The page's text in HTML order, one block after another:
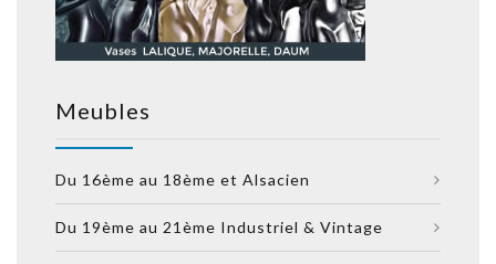
Meubles
Du 16ème au 18ème et Alsacien
Du 19ème au 21ème Industriel & Vintage